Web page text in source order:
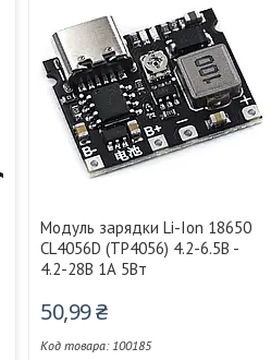
Модуль зарядки Li-Ion 18650
CL4056D (TP4056) 4.2-6.5В -
4.2-28В 1А 5Вт
50,99 ₴
100185